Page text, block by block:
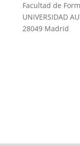
Facultad de
UNIVERSIDAD
28049 Madrid